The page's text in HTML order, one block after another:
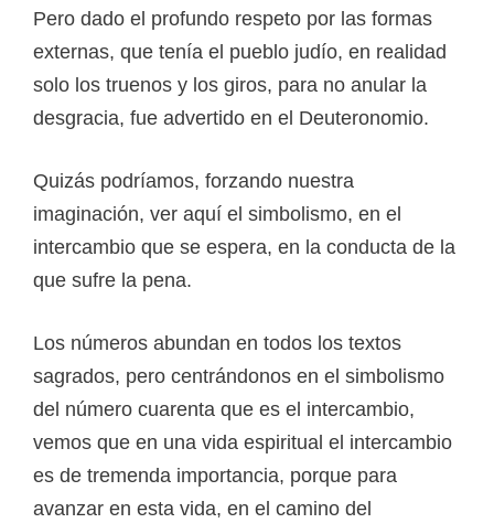
Pero dado el profundo respeto por las formas
externas, que tenía el pueblo judío, en realidad
solo los truenos y los giros, para no anular la
desgracia, fue advertido en el Deuteronomio.
Quizás podríamos, forzando nuestra
imaginación, ver aquí el simbolismo, en el
intercambio que se espera, en la conducta de la
que sufre la pena.
Los números abundan en todos los textos
sagrados, pero centrándonos en el simbolismo
del número cuarenta que es el intercambio,
vemos que en una vida espiritual el intercambio
es de tremenda importancia, porque para
avanzar en esta vida, en el camino del